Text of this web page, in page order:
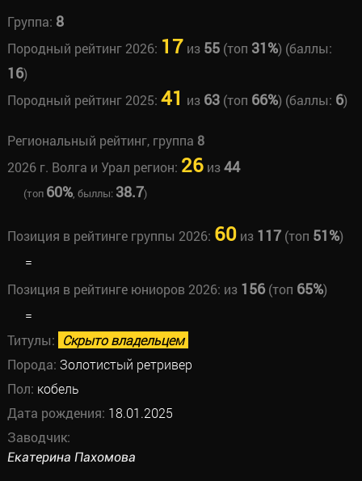
Группа: 8
Породный рейтинг 2026: 17 из 55(топ 31%) (баллы:
16)
Породный рейтинг 2025: 41 из 63(топ 66%) (баллы: 6)
Региональный рейтинг, группа 8
2026 г. Волга и Урал регион: 26из44
(топ 60%, быллы: 38.7)
Позиция в рейтинге группы 2026: 60из 117(топ 51%)
=
Позиция в рейтинге юниоров 2026: из 156(топ 65%)
=
Титулы: Скрыто владельцем
Порода: Золотистый ретривер
Пол: кобель
Дата рождения: 18.01.2025
Заводчик:
Екатерина Пахомова